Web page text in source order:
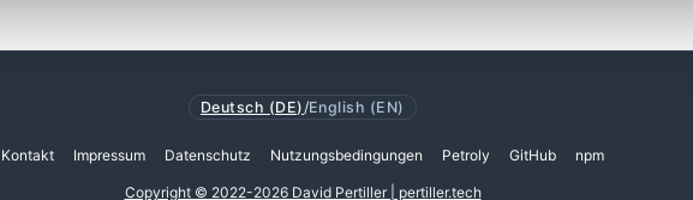
Deutsch (DE) /English (EN)
Kontakt Impressum Datenschutz Nutzungsbedingungen Petroly GitHub npm
Copyright © 2022-2026 David Pertiller | pertiller.tech